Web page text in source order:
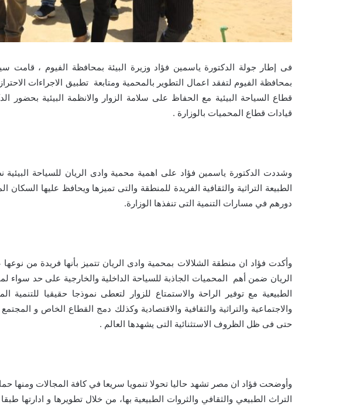
فى إطار جولة الدكتورة ياسمين فؤاد وزيرة البيئة بمحافظة الفيوم ، قامت
بمحافظة الفيوم لتفقد اعمال التطوير بالمحمية ومتابعة تطبيق الاجراءات
قطاع السياحة البيئية مع الحفاظ على سلامة الزوار والانظمة البيئية بحضور
قيادات قطاع المحميات بالوزارة .
وشددت الدكتورة ياسمين فؤاد على اهمية محمية وادى الريان للسياحة البيئية
الطبيعة التراثية والثقافية الفريدة للمنطقة والتى تميزها ويحافظ عليها
دورهم في مسارات التنمية التى تنفذها الوزارة.
وأكدت فؤاد ان منطقة الشلالات بمحمية وادى الريان تتميز بأنها فريدة من
الريان ضمن أهم المحميات الجاذبة للسياحة الداخلية والخارجية على حد سواء
الطبيعية مع توفير الراحة والاستمتاع للزوار لتعطى نموذجا حقيقيا للتنمية
والاجتماعية والتراثية والثقافية والاقتصادية وكذلك دمج القطاع الخاص و
حتى فى ظل الظروف الاستثنائية التى يشهدها العالم .
وأوضحت فؤاد ان مصر تشهد حاليا تحولا تنمويا سريعا في كافة المجالات ومنها
التراث الطبيعي والثقافي والثروات الطبيعية بها، من خلال تطويرها و ادارتها